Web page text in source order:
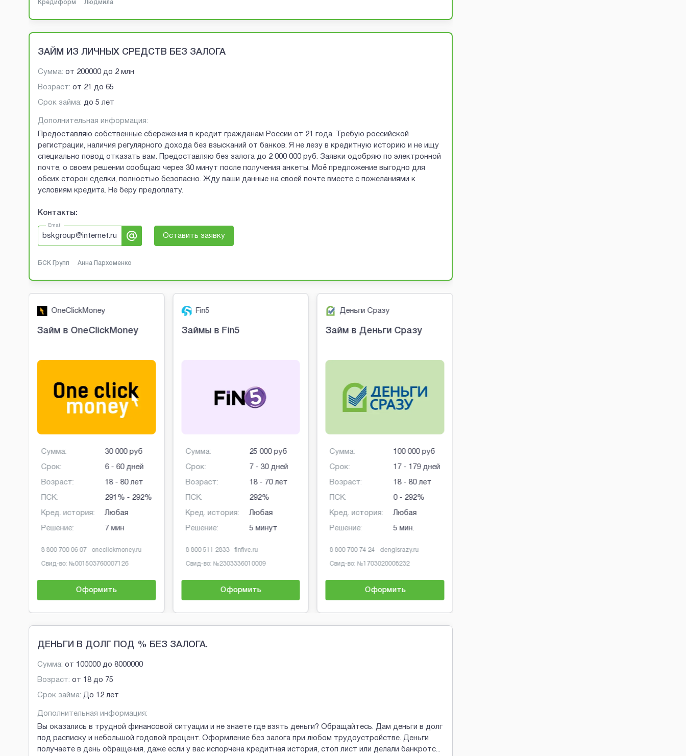
Кредиформ Людмила
ЗАЙМ ИЗ ЛИЧНЫХ СРЕДСТВ БЕЗ ЗАЛОГА
Сумма: от 200000 до 2 млн
Возраст: от 21 до 65
Срок займа: до 5 лет
Дополнительная информация:
Предоставляю собственные сбережения в кредит гражданам России от 21 года. Требую российской
регистрации, наличия регулярного дохода без взысканий от банков. Я не лезу в кредитную историю и не ищу
специально повод отказать вам. Предоставляю без залога до 2 000 000 руб. Заявки одобряю по электронной
почте, о своем решении сообщаю через 30 минут после получения анкеты. Моё предложение выгодно для
обеих сторон сделки, полностью безопасно. Жду ваши данные на своей почте вместе с пожеланиями к
условиям кредита. Не беру предоплату.
Контакты:
Email
bskgroup@internet.ru Оставить заявку
БСК Групп Анна Пархоменко
OneClickMoney
Займ в OneClickMoney
Сумма:
Срок:
Возраст:
ПСК:
Кред. история:
Решение:
30 000 руб
6 - 60 дней
18 - 80 лет
291% - 292%
Любая
7 мин
8 800 700 06 07 oneclickmoney.ru
Свид-во: №001503760007126
Оформить
Fin5
Займы в Fin5
Сумма:
Срок:
Возраст:
ПСК:
Кред. история:
Решение:
25 000 руб
7 - 30 дней
18 - 70 лет
292%
Любая
5 минут
8 800 511 2833 finfive.ru
Свид-во: №2303336010009
Оформить
Деньги Сразу
Займ в Деньги Сразу
Сумма:
Срок:
Возраст:
ПСК:
Кред. история:
Решение:
100 000 руб
17 - 179 дней
18 - 80 лет
0 - 292%
Любая
5 мин.
8 800 700 74 24 dengisrazy.ru
Свид-во: №1703020008232
Оформить
Brobaza - Обычные объявления
ДЕНЬГИ В ДОЛГ ПОД % БЕЗ ЗАЛОГА.
Сумма: от 100000 до 8000000
Возраст: от 18 до 75
Срок займа: До 12 лет
Дополнительная информация:
Вы оказались в трудной финансовой ситуации и не знаете где взять деньги? Обращайтесь. Дам деньги в долг
под расписку и небольшой годовой процент. Оформление без залога при любом трудоустройстве. Деньги
получаете в день обращения, даже если у вас испорчена кредитная история, стоп лист или делали банкротс